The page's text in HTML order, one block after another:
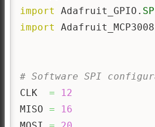
import
Adafruit_GPIO.
import
Adafruit_MCP3008
# Software SPI
CLK =
12
MISO =
16